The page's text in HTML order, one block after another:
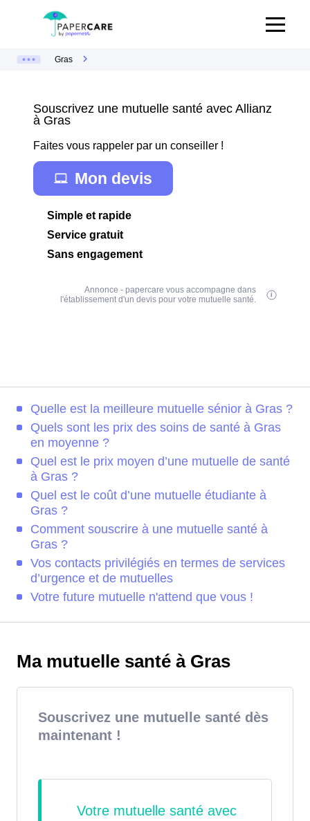
Gras
Souscrivez une mutuelle santé avec Allianz
à Gras
Faites vous rappeler par un conseiller !
Mon devis
Simple et rapide
Service gratuit
Sans engagement
Annonce - papercare vous accompagne dans
l'établissement d'un devis pour votre mutuelle santé.
Quelle est la meilleure mutuelle sénior à Gras ?
Quels sont les prix des soins de santé à Gras
en moyenne ?
Quel est le prix moyen d’une mutuelle de santé
à Gras ?
Quel est le coût d’une mutuelle étudiante à
Gras ?
Comment souscrire à une mutuelle santé à
Gras ?
Vos contacts privilégiés en termes de services
d’urgence et de mutuelles
Votre future mutuelle n'attend que vous !
Ma mutuelle santé à Gras
Souscrivez une mutuelle santé dès
maintenant !